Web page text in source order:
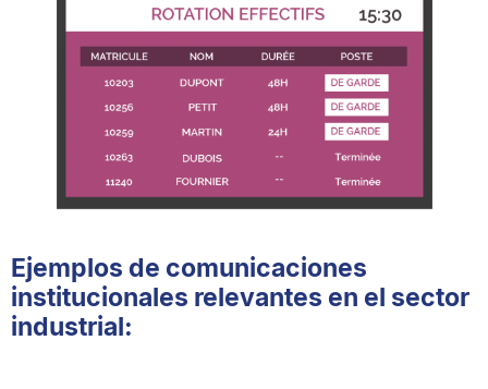
Ejemplos de comunicaciones
institucionales relevantes en el sector
industrial: